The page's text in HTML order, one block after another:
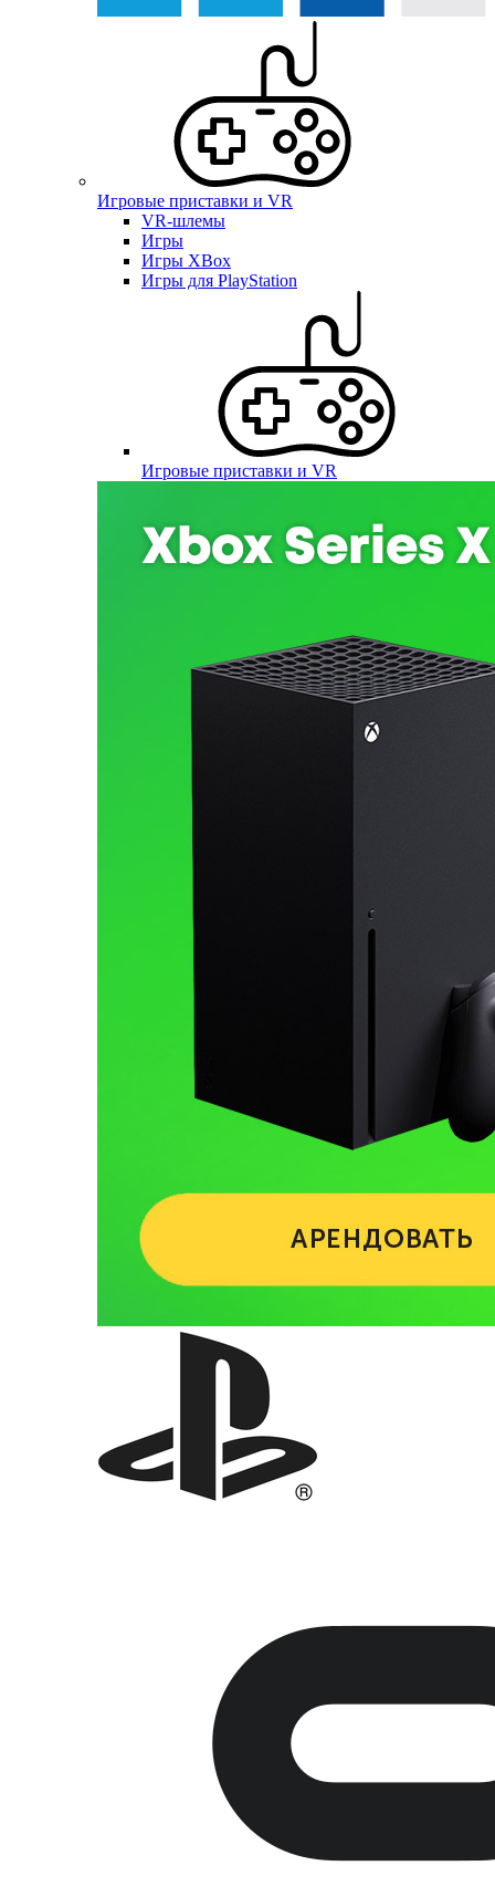
Игровые приставки и VR
VR-шлемы
Игры
Игры XBox
Игры для PlayStation
Игровые приставки и VR